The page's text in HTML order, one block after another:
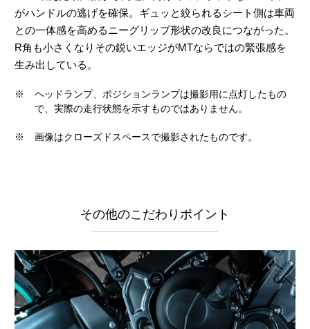
がハンドルの逃げを確保。ギュッと絞られるシート側は車両
との一体感を高めるニーグリップ形状の改良につながった。
R角も小さくなりその鋭いエッジがMTならではの緊張感を
生み出している。
※
ヘッドランプ、ポジションランプは撮影用に点灯したもの
で、実際の走行状態を示すものではありません。
※ 画像はクローズドスペースで撮影されたものです。
その他のこだわりポイント